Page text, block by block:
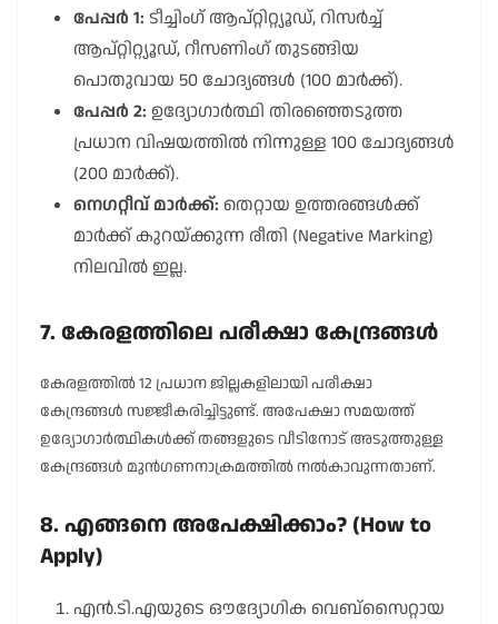
പേപ്പർ 1: ടീച്ചിംഗ് ആപ്റ്റിറ്റ്യൂഡ്, റിസർച്ച്
ആപ്റ്റിറ്റ്യൂഡ്, റീസണിംഗ് തുടങ്ങിയ
പൊതുവായ 50 ചോദ്യങ്ങൾ (100 മാർക്ക്).
പേപ്പർ 2: ഉദ്യോഗാർത്ഥി തിരഞ്ഞെടുത്ത
പ്രധാന വിഷയത്തിൽ നിന്നുള്ള 100 ചോദ്യങ്ങൾ
(200 മാർക്ക്).
നെഗറ്റീവ് മാർക്ക്: തെറ്റായ ഉത്തരങ്ങൾക്ക്
മാർക്ക് കുറയ്ക്കുന്ന രീതി (Negative Marking)
നിലവിൽ ഇല്ല.
7. കേരളത്തിലെ പരീക്ഷാ കേന്ദ്രങ്ങൾ
കേരളത്തിൽ 12 പ്രധാന ജില്ലകളിലായി പരീക്ഷാ
കേന്ദ്രങ്ങൾ സജ്ജീകരിച്ചിട്ടുണ്ട്. അപേക്ഷാ സമയത്ത്
ഉദ്യോഗാർത്ഥികൾക്ക് തങ്ങളുടെ വീടിനോട് അടുത്തുള്ള
കേന്ദ്രങ്ങൾ മുൻഗണനാക്രമത്തിൽ നൽകാവുന്നതാണ്.
8. എങ്ങനെ അപേക്ഷിക്കാം? (How to
Apply)
എൻ.ടി.എയുടെ ഔദ്യോഗിക വെബ്സൈറ്റായ